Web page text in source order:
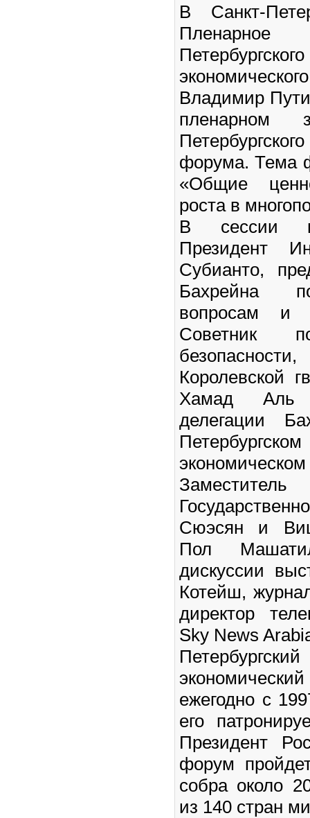
В Санкт-
Владимир
пленарном
форума. Тема
«Общие
роста в
В сессии
Президент
Субианто,
Бахрейна
вопросам и
Советник
Королевской
Хамад Аль
делегации
Сюэсян и
Пол
дискуссии
Котейш,
директор
Sky News
ежегодно с
его
Президент
форум
собра около
из 140 стран